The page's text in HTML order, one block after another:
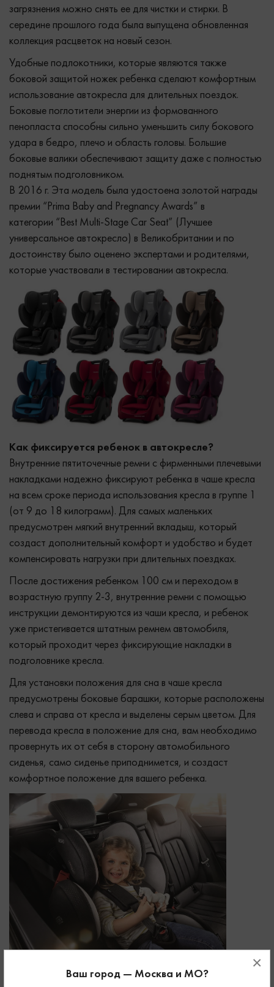
Ваш город — Москва и МО?
×
загрязнения можно снять ее для чистки и стирки. В
середине прошлого года была выпущена обновленная
коллекция расцветок на новый сезон.
Удобные подлокотники, которые являются также
боковой защитой ножек ребенка сделают комфортным
использование автокресла для длительных поездок.
Боковые поглотители энергии из формованного
пенопласта способны сильно уменьшить силу бокового
удара в бедро, плечо и область головы. Большие
боковые валики обеспечивают защиту даже с полностью
поднятым подголовником.
В 2016 г. Эта модель была удостоена золотой награды
премии “Prima Baby and Pregnancy Awards” в
категории “Best Multi-Stage Car Seat” (Лучшее
универсальное автокресло) в Великобритании и по
достоинству было оценено экспертами и родителями,
которые участвовали в тестировании автокресла.
Как фиксируется ребенок в автокресле?
Внутренние пятиточечные ремни с фирменными плечевыми
накладками надежно фиксируют ребенка в чаше кресла
на всем сроке периода использования кресла в группе 1
(от 9 до 18 килограмм). Для самых маленьких
предусмотрен мягкий внутренний вкладыш, который
создаст дополнительный комфорт и удобство и будет
компенсировать нагрузки при длительных поездках.
После достижения ребенком 100 см и переходом в
возрастную группу 2-3, внутренние ремни с помощью
инструкции демонтируются из чаши кресла, и ребенок
уже пристегивается штатным ремнем автомобиля,
который проходит через фиксирующие накладки в
подголовнике кресла.
Для установки положения для сна в чаше кресла
предусмотрены боковые барашки, которые расположены
слева и справа от кресла и выделены серым цветом. Для
перевода кресла в положение для сна, вам необходимо
провернуть их от себя в сторону автомобильного
сиденья, само сиденье приподнимется, и создаст
комфортное положение для вашего ребенка.
Регулировка подголовника осуществляется перед